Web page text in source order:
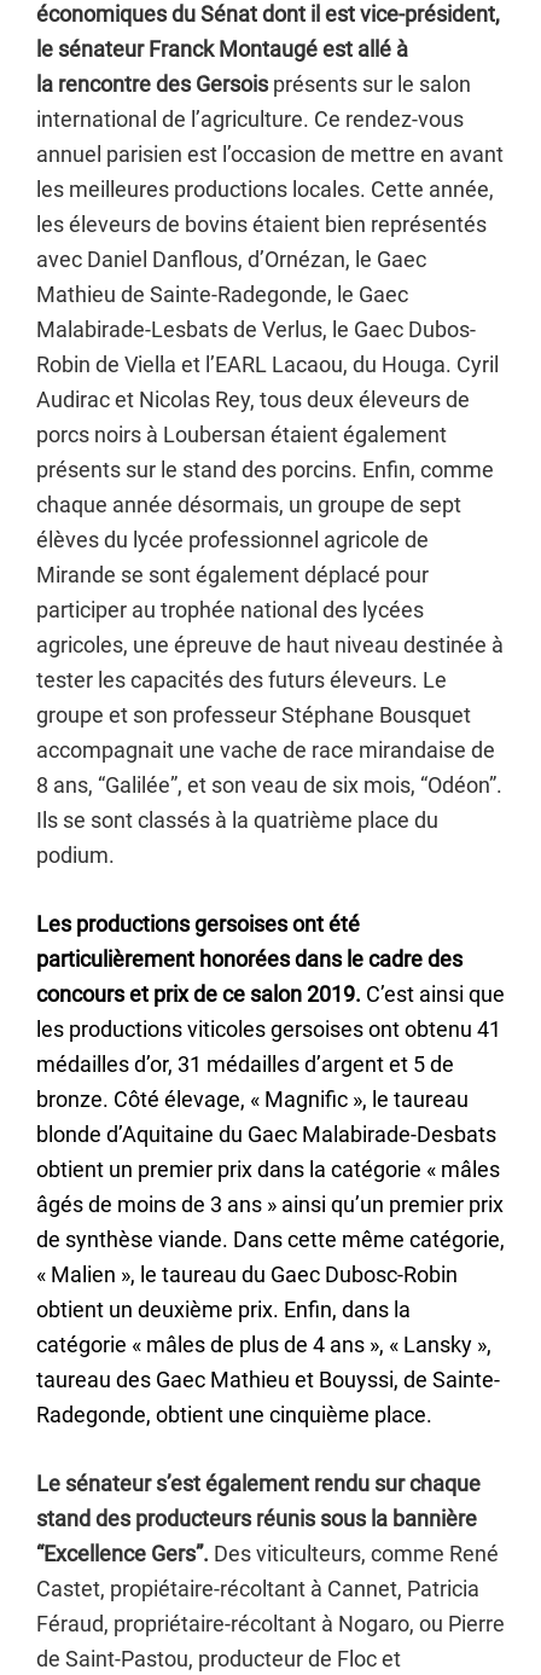
économiques du Sénat dont il est vice-président,
le sénateur Franck Montaugé est allé à
la rencontre des Gersois présents sur le salon
international de l’agriculture. Ce rendez-vous
annuel parisien est l’occasion de mettre en avant
les meilleures productions locales. Cette année,
les éleveurs de bovins étaient bien représentés
avec Daniel Danflous, d’Ornézan, le Gaec
Mathieu de Sainte-Radegonde, le Gaec
Malabirade-Lesbats de Verlus, le Gaec Dubos-
Robin de Viella et l’EARL Lacaou, du Houga. Cyril
Audirac et Nicolas Rey, tous deux éleveurs de
porcs noirs à Loubersan étaient également
présents sur le stand des porcins. Enfin, comme
chaque année désormais, un groupe de sept
élèves du lycée professionnel agricole de
Mirande se sont également déplacé pour
participer au trophée national des lycées
agricoles, une épreuve de haut niveau destinée à
tester les capacités des futurs éleveurs. Le
groupe et son professeur Stéphane Bousquet
accompagnait une vache de race mirandaise de
8 ans, “Galilée”, et son veau de six mois, “Odéon”.
Ils se sont classés à la quatrième place du
podium.
Les productions gersoises ont été
particulièrement honorées dans le cadre des
concours et prix de ce salon 2019. C’est ainsi que
les productions viticoles gersoises ont obtenu 41
médailles d’or, 31 médailles d’argent et 5 de
bronze. Côté élevage, « Magnific », le taureau
blonde d’Aquitaine du Gaec Malabirade-Desbats
obtient un premier prix dans la catégorie « mâles
âgés de moins de 3 ans » ainsi qu’un premier prix
de synthèse viande. Dans cette même catégorie,
« Malien », le taureau du Gaec Dubosc-Robin
obtient un deuxième prix. Enfin, dans la
catégorie « mâles de plus de 4 ans », « Lansky »,
taureau des Gaec Mathieu et Bouyssi, de Sainte-
Radegonde, obtient une cinquième place.
Le sénateur s’est également rendu sur chaque
stand des producteurs réunis sous la bannière
“Excellence Gers”. Des viticulteurs, comme René
Castet, propiétaire-récoltant à Cannet, Patricia
Féraud, propriétaire-récoltant à Nogaro, ou Pierre
de Saint-Pastou, producteur de Floc et